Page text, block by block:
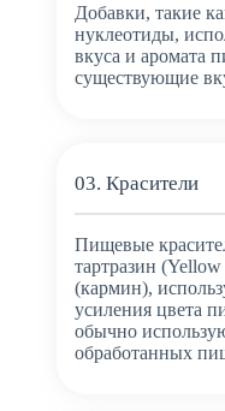
Добавки, такие
нуклеотиды,
вкуса и аромата
существующие
03. Красители
Пищевые
тартразин
(кармин),
усиления цвета
обычно
обработанных